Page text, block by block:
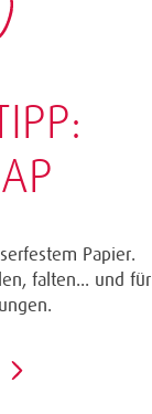
Papier.
falten... und für